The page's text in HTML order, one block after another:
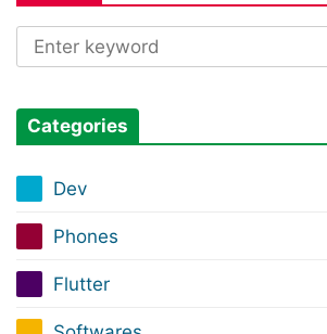
Categories
Dev
Phones
Flutter